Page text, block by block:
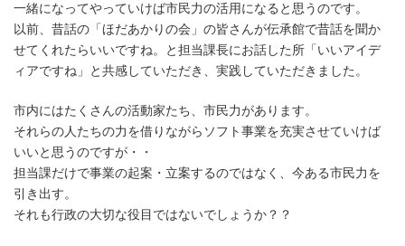
一緒になってやっていけば市民力の活用になると思うのです。
以前、昔話の「ほだあかりの会」の皆さんが伝承館で昔話を聞か
せてくれたらいいですね。と担当課長にお話した所「いいアイデ
ィアですね」と共感していただき、実践していただきました。
市内にはたくさんの活動家たち、市民力があります。
それらの人たちの力を借りながらソフト事業を充実させていけば
いいと思うのですが・・
担当課だけで事業の起案・立案するのではなく、今ある市民力を
引き出す。
それも行政の大切な役目ではないでしょうか？？